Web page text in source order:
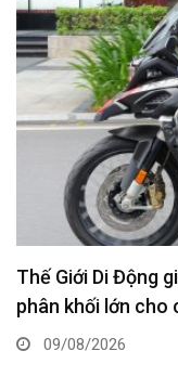
Thế Giới Di Động
phân khối lớn cho
09/08/2026